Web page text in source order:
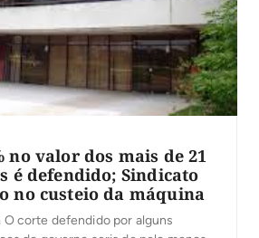
no valor dos mais de 21
é defendido; Sindicato
no custeio da máquina
O corte defendido por alguns